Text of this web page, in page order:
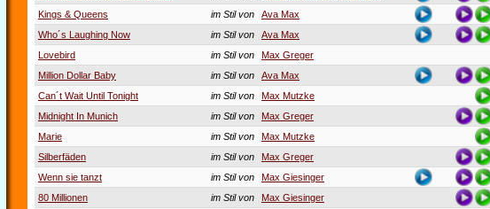
Kings & Queens
im Stil von
Ava Max
Who´s Laughing Now
im Stil von
Ava Max
Lovebird
im Stil von
Max Greger
Million Dollar Baby
im Stil von
Ava Max
Can´t Wait Until Tonight
im Stil von
Max Mutzke
Midnight In Munich
im Stil von
Max Greger
Marie
im Stil von
Max Mutzke
Silberfäden
im Stil von
Max Greger
Wenn sie tanzt
im Stil von
Max Giesinger
80 Millionen
im Stil von
Max Giesinger